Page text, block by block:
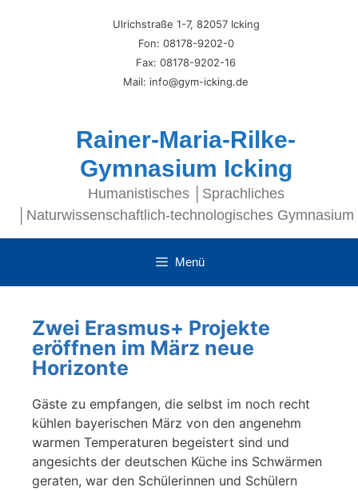
Ulrichstraße 1-7, 82057 Icking
Fon: 08178-9202-0
Fax: 08178-9202-16
Mail: info@gym-icking.de
Rainer-Maria-Rilke-
Gymnasium Icking
Humanistisches │Sprachliches
│Naturwissenschaftlich-technologisches Gymnasium
Menü
Zwei Erasmus+ Projekte
eröffnen im März neue
Horizonte
Gäste zu empfangen, die selbst im noch recht
kühlen bayerischen März von den angenehm
warmen Temperaturen begeistert sind und
angesichts der deutschen Küche ins Schwärmen
geraten, war den Schülerinnen und Schülern